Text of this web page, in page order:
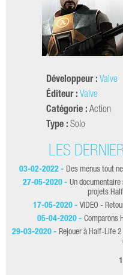
Développeur : Valve
Éditeur : Valve
Catégorie : Action
Type : Solo
LES
03-02-2022 - Des menus tout
27-05-2020 - Un
projets
17-05-2020 - VIDEO -
05-04-2020 - Comparons
29-03-2020 - Rejouer à Half-Life
1